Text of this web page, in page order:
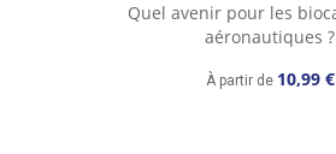
Quel avenir pour les
aéronautiques ?
À partir de 10,99 €